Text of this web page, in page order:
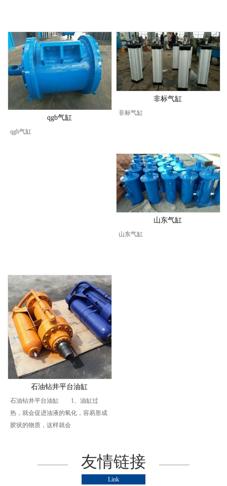
qgb气缸
qgb气缸
非标气缸
非标气缸
山东气缸
山东气缸
石油钻井平台油缸
石油钻井平台油缸 1、油缸过
热，就会促进油液的氧化，容易形成
胶状的物质，这样就会
友情链接
Link